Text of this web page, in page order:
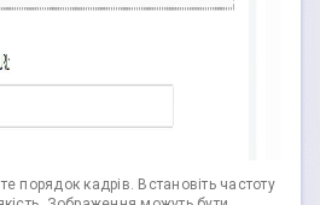
порядок кадрів. Встановіть частоту